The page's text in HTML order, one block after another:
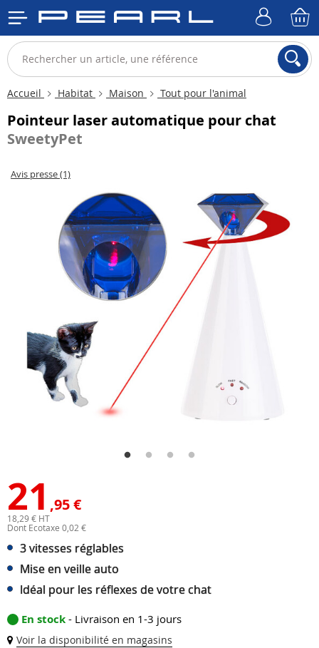
Accueil Habitat Maison Tout pour l'animal
Pointeur laser automatique pour chat
SweetyPet
Avis presse (1)
21 ,95 €
18,29 € HT
Dont Ecotaxe 0,02 €
3 vitesses réglables
Mise en veille auto
Idéal pour les réflexes de votre chat
En stock - Livraison en 1-3 jours
Voir la disponibilité en magasins